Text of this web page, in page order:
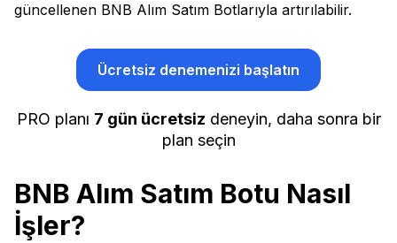
güncellenen BNB Alım Satım Botlarıyla artırılabilir.
Ücretsiz denemenizi başlatın
PRO planı 7 gün ücretsiz deneyin, daha sonra bir
plan seçin
BNB Alım Satım Botu Nasıl
İşler?